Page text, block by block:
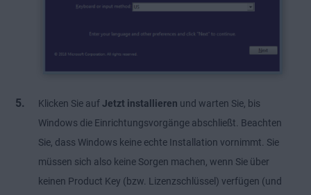
Klicken Sie aufJetzt installieren und warten Sie, bis
Windows die Einrichtungsvorgänge abschließt. Beachten
Sie, dass Windows keine echte Installation vornimmt. Sie
müssen sich also keine Sorgen machen, wenn Sie über
keinen Product Key (bzw. Lizenzschlüssel) verfügen (und